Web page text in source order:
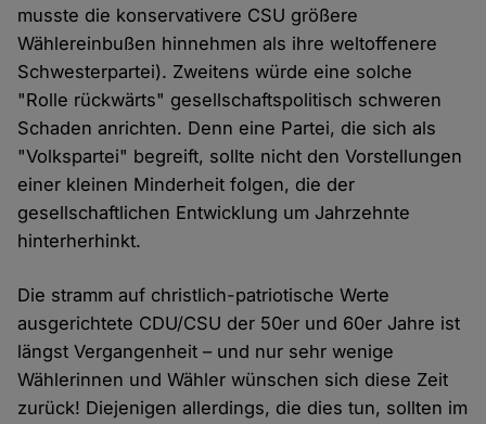
musste die konservativere CSU größere
Wählereinbußen hinnehmen als ihre weltoffenere
Schwesterpartei). Zweitens würde eine solche
"Rolle rückwärts" gesellschaftspolitisch schweren
Schaden anrichten. Denn eine Partei, die sich als
"Volkspartei" begreift, sollte nicht den Vorstellungen
einer kleinen Minderheit folgen, die der
gesellschaftlichen Entwicklung um Jahrzehnte
hinterherhinkt.
Die stramm auf christlich-patriotische Werte
ausgerichtete CDU/CSU der 50er und 60er Jahre ist
längst Vergangenheit – und nur sehr wenige
Wählerinnen und Wähler wünschen sich diese Zeit
zurück! Diejenigen allerdings, die dies tun, sollten im